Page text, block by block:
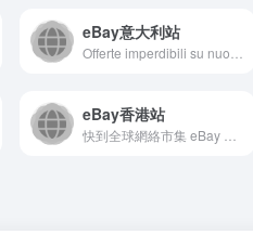
eBay意大利站
eBay香港站